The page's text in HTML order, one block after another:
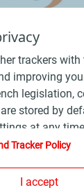
de Vente Bois
Conditions
trackers
improving
legislation,
stored by
at any
By
only
Tracker Policy
I accept